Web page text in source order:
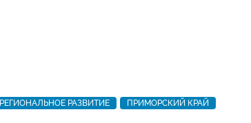
РЕГИОНАЛЬНОЕ РАЗВИТИЕ ПРИМОРСКИЙ КРАЙ